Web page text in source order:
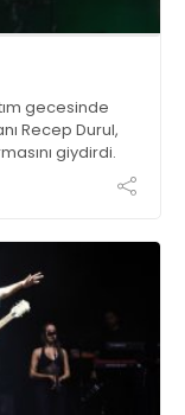
gecesinde
Recep Durul,
giydirdi.